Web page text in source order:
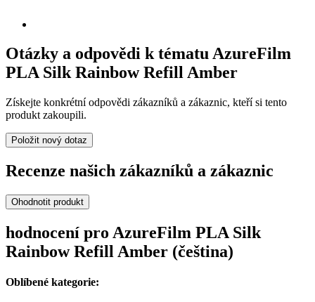
Otázky a odpovědi k tématu AzureFilm
PLA Silk Rainbow Refill Amber
Získejte konkrétní odpovědi zákazníků a zákaznic, kteří si tento
produkt zakoupili.
Položit nový dotaz
Recenze našich zákazníků a zákaznic
Ohodnotit produkt
hodnocení pro AzureFilm PLA Silk
Rainbow Refill Amber (čeština)
Oblíbené kategorie: